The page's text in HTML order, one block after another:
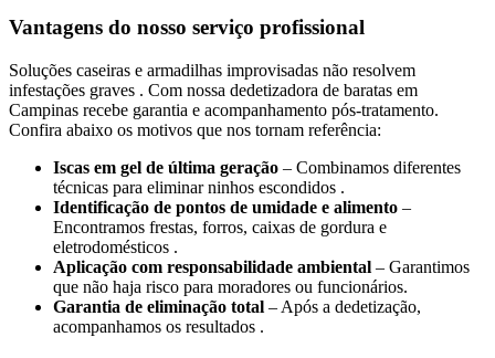
Vantagens do nosso serviço profissional
Soluções caseiras e armadilhas improvisadas não resolvem
infestações graves . Com nossa dedetizadora de baratas em
Campinas recebe garantia e acompanhamento pós-tratamento.
Confira abaixo os motivos que nos tornam referência:
Iscas em gel de última geração – Combinamos diferentes
técnicas para eliminar ninhos escondidos .
Identificação de pontos de umidade e alimento –
Encontramos frestas, forros, caixas de gordura e
eletrodomésticos .
Aplicação com responsabilidade ambiental – Garantimos
que não haja risco para moradores ou funcionários.
Garantia de eliminação total – Após a dedetização,
acompanhamos os resultados .